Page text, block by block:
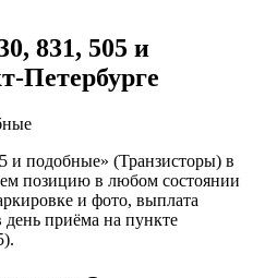
831, 505 и
Петербурге
и подобные» (Транзисторы) в
позицию в любом состоянии
и фото, выплата
приёма на пункте